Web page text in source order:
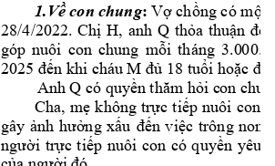
1.V con chung: Vợ chồng có một
28/4/2022. Chị H, anh Q thỏa thuận để
góp nuôi con chung mỗi tháng 3.0
2025 đến khi cháu M đủ 18 tuổi hoặc
Anh Q có quyền thăm hỏi con
Cha, mẹ không trực tiếp nuôi con,
gây ảnh hưởng xấu đến việc trông
người trực tiếp nuôi con có quyền yêu